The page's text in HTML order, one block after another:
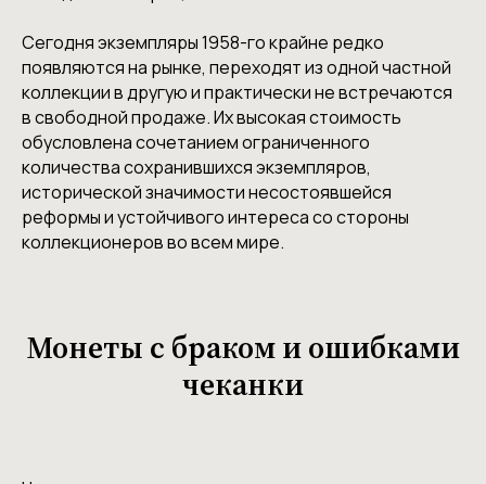
Сегодня экземпляры 1958-го крайне редко
появляются на рынке, переходят из одной частной
коллекции в другую и практически не встречаются
в свободной продаже. Их высокая стоимость
обусловлена сочетанием ограниченного
количества сохранившихся экземпляров,
исторической значимости несостоявшейся
реформы и устойчивого интереса со стороны
коллекционеров во всем мире.
Монеты с браком и ошибками
чеканки